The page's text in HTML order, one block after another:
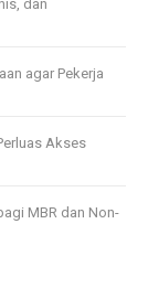
dan
agar Pekerja
Akses
MBR dan Non-